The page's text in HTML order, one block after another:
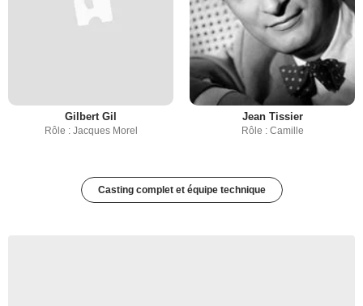
Gilbert Gil
Rôle : Jacques Morel
Jean Tissier
Rôle : Camille
Casting complet et équipe technique